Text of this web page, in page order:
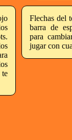
Flechas del
barra de
para
jugar con